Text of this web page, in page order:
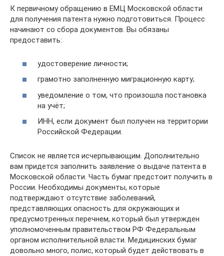
К первичному обращению в ЕМЦ Московской области
для получения патента нужно подготовиться. Процесс
начинают со сбора документов. Вы обязаны
предоставить:
удостоверение личности;
грамотно заполненную миграционную карту;
уведомление о том, что произошла постановка
на учёт;
ИНН, если документ был получен на территории
Российской Федерации.
Список не является исчерпывающим. Дополнительно
вам придется заполнить заявление о выдаче патента в
Московской области. Часть бумаг предстоит получить в
России. Необходимы документы, которые
подтверждают отсутствие заболеваний,
представляющих опасность для окружающих и
предусмотренных перечнем, который был утвержден
уполномоченным правительством РФ Федеральным
органом исполнительной власти. Медицинских бумаг
довольно много, полис, который будет действовать в